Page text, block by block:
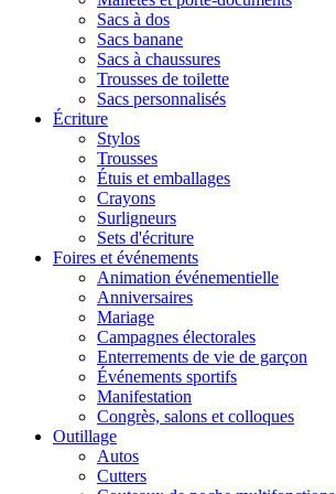
Sacs à dos
Sacs banane
Sacs à chaussures
Trousses de toilette
Sacs personnalisés
Écriture
Stylos
Trousses
Étuis et emballages
Crayons
Surligneurs
Sets d'écriture
Foires et événements
Animation événementielle
Anniversaires
Mariage
Campagnes électorales
Enterrements de vie de garçon
Événements sportifs
Manifestation
Congrès, salons et colloques
Outillage
Autos
Cutters